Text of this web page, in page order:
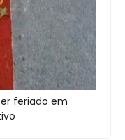
feriado em